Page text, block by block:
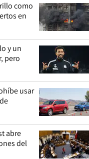
como
en
y un
pero
usar
abre
del